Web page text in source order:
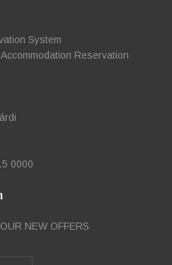
System
Reservation
0000
NEW OFFERS